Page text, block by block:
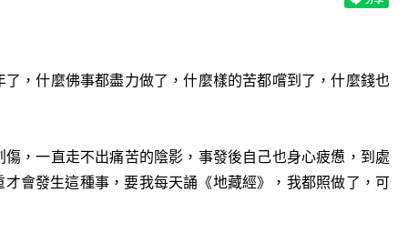
什麼佛事都盡力做了，什麼樣的苦都嚐到了，什麼錢也
一直走不出痛苦的陰影，事發後自己也身心疲憊，到處
會發生這種事，要我每天誦《地藏經》，我都照做了，可